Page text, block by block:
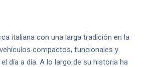
italiana con una larga tradición en la
compactos, funcionales y
día a día. A lo largo de su historia ha